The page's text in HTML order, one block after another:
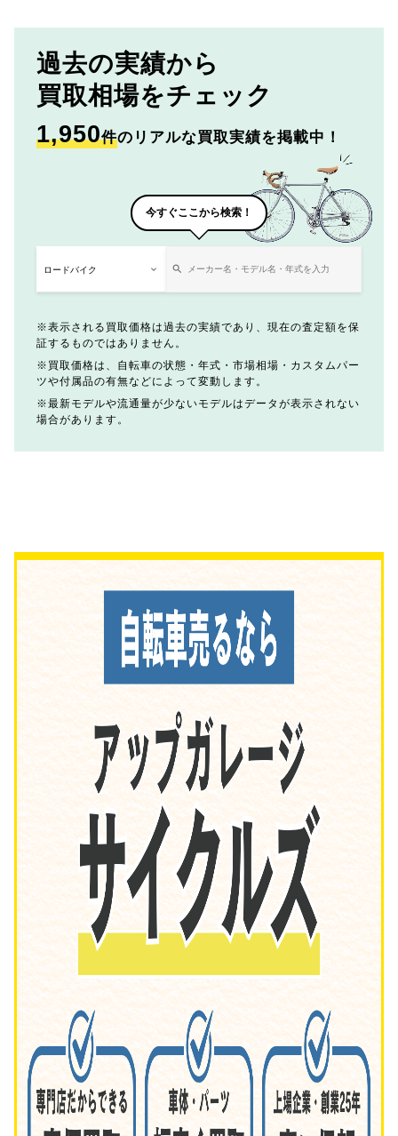
過去の実績から
買取相場をチェック
1,950件のリアルな買取実績を掲載中！
今すぐここから検索！
表示される買取価格は過去の実績であり、現在の査定額を保
証するものではありません。
買取価格は、自転車の状態・年式・市場相場・カスタムパー
ツや付属品の有無などによって変動します。
最新モデルや流通量が少ないモデルはデータが表示されない
場合があります。